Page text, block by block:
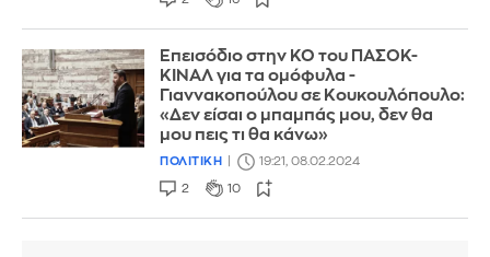
Επεισόδιο στην ΚΟ του ΠΑΣΟΚ-
ΚΙΝΑΛ για τα ομόφυλα -
Γιαννακοπούλου σε Κουκουλόπουλο:
«Δεν είσαι ο μπαμπάς μου, δεν θα
μου πεις τι θα κάνω»
ΠΟΛΙΤΙΚΗ 19:21, 08.02.2024
2 10